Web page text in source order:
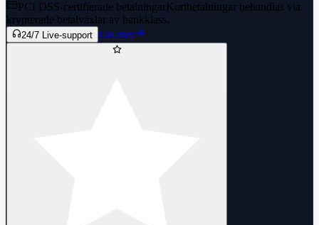
PCI DSS-certifierade betalningarKortbetalningar behandlas via
krypterade betalväxlar av bankklass.
24/7 Live-support Läs mer